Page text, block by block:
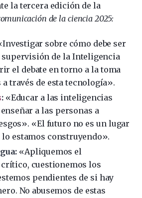
la tercera edición de la
de la ciencia 2025:
sobre cómo debe ser
supervisión de la Inteligencia
el debate en torno a la toma
a través de esta tecnología».
:«Educar a las inteligencias
a las personas a
«El futuro no es un lugar
lo estamos construyendo».
«Apliquemos el
cuestionemos los
pendientes de si hay
No abusemos de estas